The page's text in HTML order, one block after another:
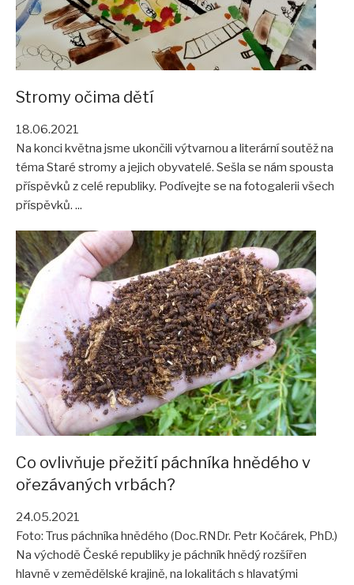
Akce pro veřejnost
Fotogalerie
Ostatní
Ke stažení
Informační materiály
Publikace
Pro školy
Seminář 2023
VÝSTAVA Za starými stromy v Poodří
Tour de aleje 2023
Stromy očima dětí
18.06.2021
Na konci května jsme ukončili výtvarnou a literární soutěž na
téma Staré stromy a jejich obyvatelé. Sešla se nám spousta
příspěvků z celé republiky. Podívejte se na fotogalerii všech
příspěvků. ...
Co ovlivňuje přežití páchníka hnědého v
ořezávaných vrbách?
24.05.2021
Foto: Trus páchníka hnědého (Doc.RNDr. Petr Kočárek, PhD.)
Na východě České republiky je páchník hnědý rozšířen
hlavně v zemědělské krajině, na lokalitách s hlavatými